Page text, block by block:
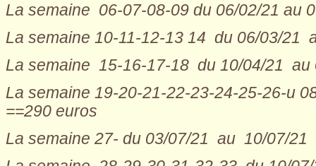
La semaine 06-07-08-09 du 06/02/21 au
La semaine 10-11-12-13 14 du 06/03/21
La semaine 15-16-17-18 du 10/04/21 au
La semaine 19-20-21-22-23-24-25-26-u
==290 euros
La semaine 27- du 03/07/21 au 10/07/